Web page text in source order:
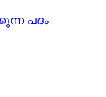
പദം